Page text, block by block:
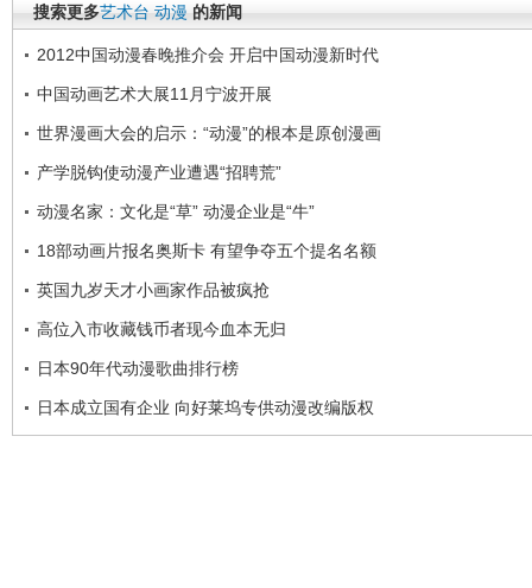
搜索更多艺术台 动漫 的新闻
2012中国动漫春晚推介会 开启中国动漫新时代
中国动画艺术大展11月宁波开展
世界漫画大会的启示：“动漫”的根本是原创漫画
产学脱钩使动漫产业遭遇“招聘荒”
动漫名家：文化是“草” 动漫企业是“牛”
18部动画片报名奥斯卡 有望争夺五个提名名额
英国九岁天才小画家作品被疯抢
高位入市收藏钱币者现今血本无归
日本90年代动漫歌曲排行榜
日本成立国有企业 向好莱坞专供动漫改编版权